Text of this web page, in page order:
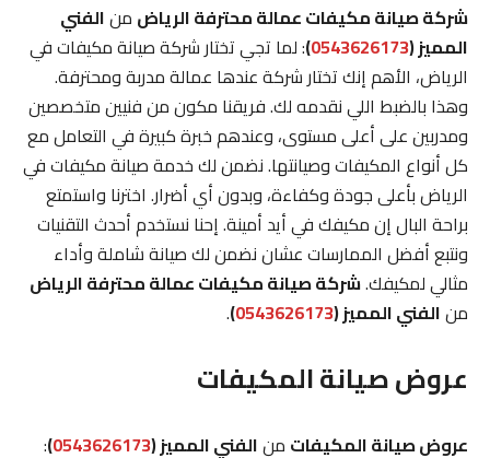
شركة صيانة مكيفات عمالة محترفة الرياضمنالفني
المميز (0543626173
): لما تجي تختار شركة صيانة مكيفات في
الرياض، الأهم إنك تختار شركة عندها عمالة مدربة ومحترفة.
وهذا بالضبط اللي نقدمه لك. فريقنا مكون من فنيين متخصصين
ومدربين على أعلى مستوى، وعندهم خبرة كبيرة في التعامل مع
كل أنواع المكيفات وصيانتها. نضمن لك خدمة صيانة مكيفات في
الرياض بأعلى جودة وكفاءة، وبدون أي أضرار. اخترنا واستمتع
براحة البال إن مكيفك في أيد أمينة. إحنا نستخدم أحدث التقنيات
ونتبع أفضل الممارسات عشان نضمن لك صيانة شاملة وأداء
مثالي لمكيفك.شركة صيانة مكيفات عمالة محترفة الرياض
منالفني المميز (0543626173
)
.
عروض صيانة المكيفات
عروض صيانة المكيفاتمنالفني المميز (0543626173
)
: